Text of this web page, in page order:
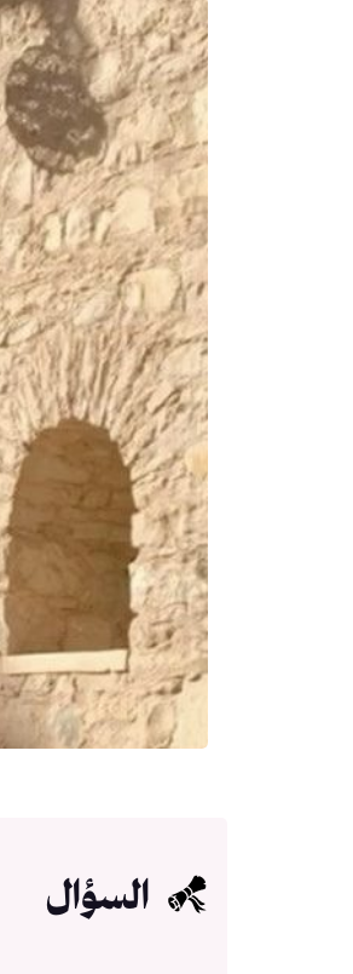
السؤال